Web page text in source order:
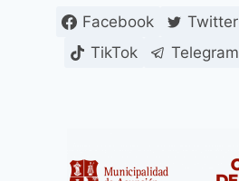
Facebook Twitter
TikTok
Telegram